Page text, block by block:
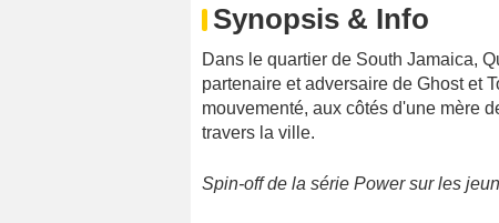
Synopsis & Info
Dans le quartier de South Jamaica,
partenaire et adversaire de Ghost et
mouvementé, aux côtés d'une mère
travers la ville.
Spin-off de la série Power sur les